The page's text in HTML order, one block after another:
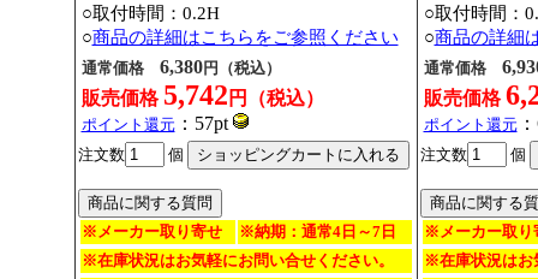
○取付時間：0.2H
○商品の詳細はこちらをご参照ください
通常価格 6,380円（税込）
販売価格 5,742 円（税込）
ポイント還元：57pt
注文数 個
※メーカー取り寄せ
※納期：通常4日～7日
※在庫状況はお気軽にお問い合せください。
○取付時間：
○商品の詳細
通常価格
販売価格
ポイント還元
注文数 個
※メーカー取り
※在庫状況はお